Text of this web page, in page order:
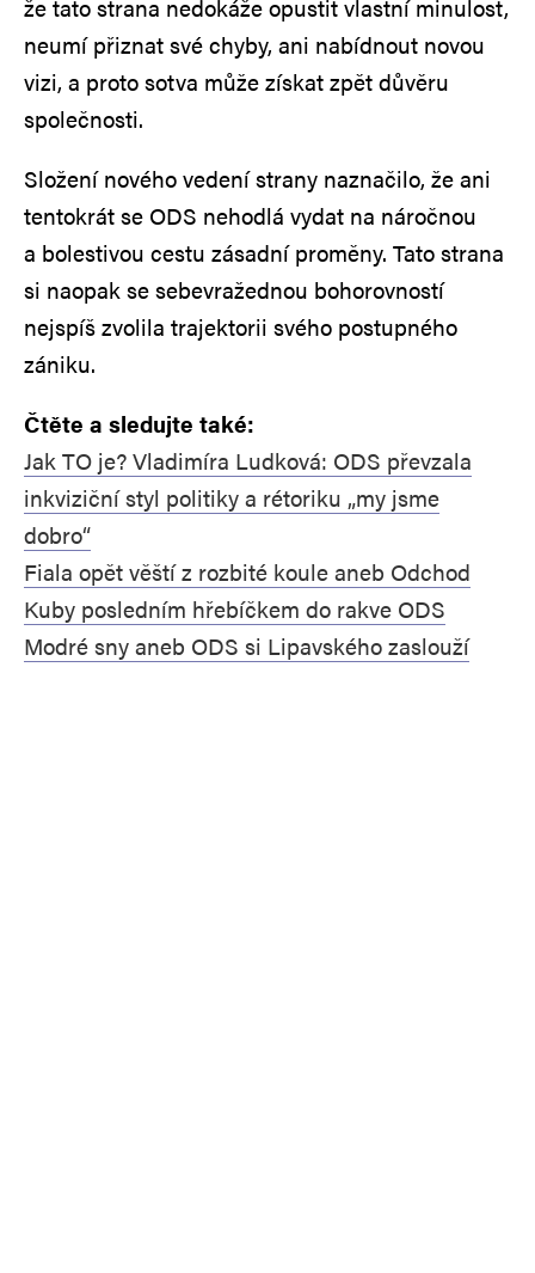
že tato strana nedokáže opustit vlastní minulost,
neumí přiznat své chyby, ani nabídnout novou
vizi, a proto sotva může získat zpět důvěru
společnosti.
Složení nového vedení strany naznačilo, že ani
tentokrát se ODS nehodlá vydat na náročnou
a bolestivou cestu zásadní proměny. Tato strana
si naopak se sebevražednou bohorovností
nejspíš zvolila trajektorii svého postupného
zániku.
Čtěte a sledujte také:
Jak TO je? Vladimíra Ludková: ODS převzala
inkviziční styl politiky a rétoriku „my jsme
dobro“
Fiala opět věští z rozbité koule aneb Odchod
Kuby posledním hřebíčkem do rakve ODS
Modré sny aneb ODS si Lipavského zaslouží